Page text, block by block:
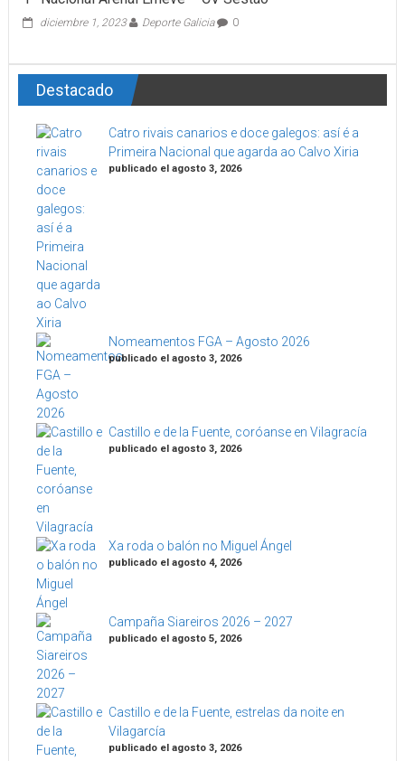
diciembre 1, 2023 Deporte Galicia 0
Destacado
Catro rivais canarios e doce galegos: así é a
Primeira Nacional que agarda ao Calvo Xiria
publicado el agosto 3, 2026
Nomeamentos FGA – Agosto 2026
publicado el agosto 3, 2026
Castillo e de la Fuente, coróanse en Vilagracía
publicado el agosto 3, 2026
Xa roda o balón no Miguel Ángel
publicado el agosto 4, 2026
Campaña Siareiros 2026 – 2027
publicado el agosto 5, 2026
Castillo e de la Fuente, estrelas da noite en
Vilagarcía
publicado el agosto 3, 2026